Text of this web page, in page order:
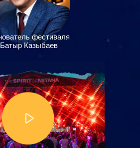
фестиваля
Батыр Казыбаев